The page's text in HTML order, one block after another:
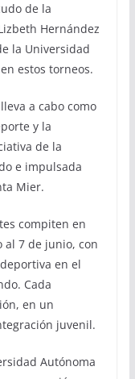
de la
Hernández
la Universidad
estos torneos.
a cabo como
y la
de la
e impulsada
Mier.
compiten en
al 7 de junio, con
en el
Cada
en un
juvenil.
Autónoma